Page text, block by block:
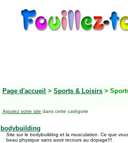
Page d'accueil > Sports & Loisirs >
Ajoutez votre site dans cette catégorie
bodybuilding
Site sur le bodybuilding et la musculation. Ce que
beau physique sans avoir recours au dopage!!!